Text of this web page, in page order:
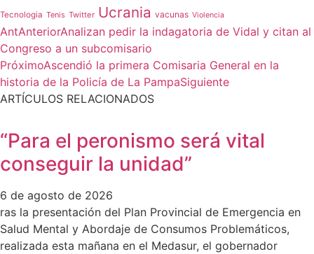
Tecnologia Tenis Twitter Ucrania vacunas Violencia
AntAnteriorAnalizan pedir la indagatoria de Vidal y citan al
Congreso a un subcomisario
PróximoAscendió la primera Comisaria General en la
historia de la Policía de La PampaSiguiente
ARTÍCULOS RELACIONADOS
“Para el peronismo será vital
conseguir la unidad”
6 de agosto de 2026
ras la presentación del Plan Provincial de Emergencia en
Salud Mental y Abordaje de Consumos Problemáticos,
realizada esta mañana en el Medasur, el gobernador